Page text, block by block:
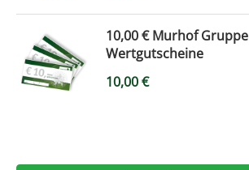
10,00 € Murhof Gruppe
Wertgutscheine
10,00€